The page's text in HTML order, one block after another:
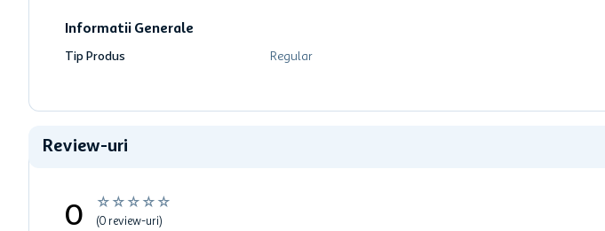
Informatii Generale
Tip Produs Regular
Review-uri
☆ ☆ ☆ ☆ ☆
0 (0 review-uri)